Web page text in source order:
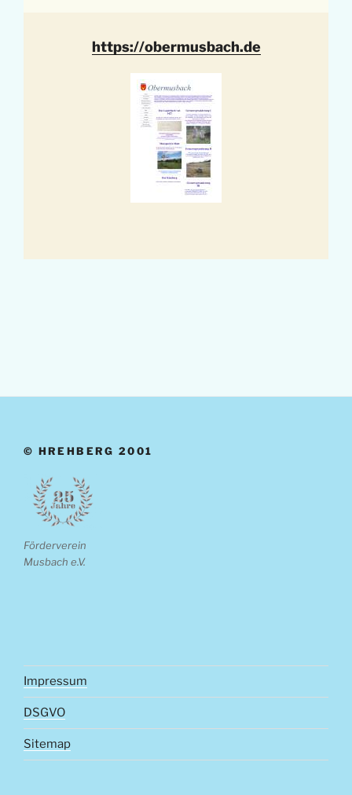
https://obermusbach.de
© HREHBERG 2001
Förderverein
Musbach e.V.
Impressum
DSGVO
Sitemap